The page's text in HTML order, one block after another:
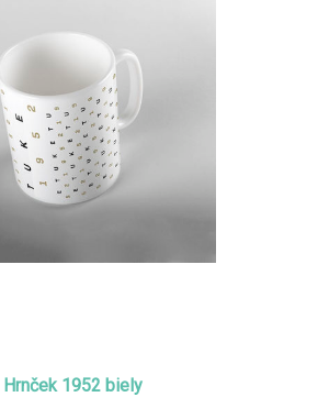
Hrnček 1952 biely